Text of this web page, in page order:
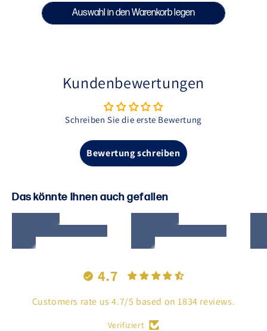
neue Cali 34 Kollektion! Die Zahl 34 verweist auf den
34. Breitengrad, der durch Los Angeles, eine der
Auswahl in den Warenkorb legen
Kundenbewertungen
Schreiben Sie die erste Bewertung
Bewertung schreiben
Das könnte Ihnen auch gefallen
4.7
Customers rate us 4.7/5 based on 1834 reviews.
Verifiziert